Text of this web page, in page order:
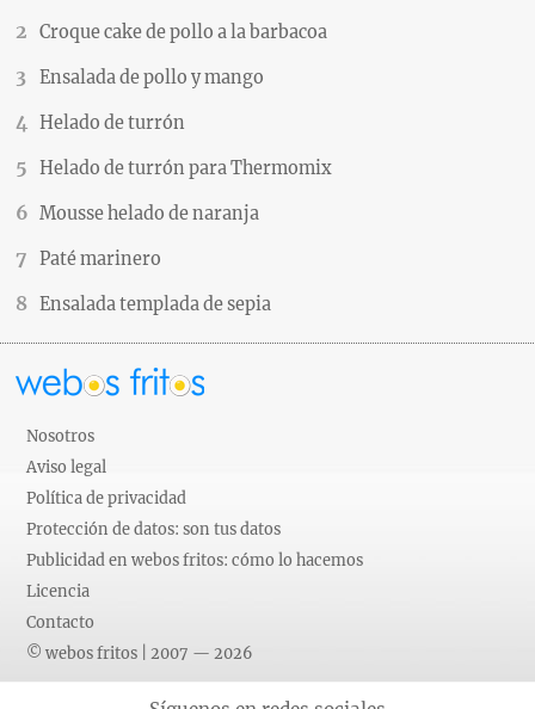
Croque cake de pollo a la barbacoa
Ensalada de pollo y mango
Helado de turrón
Helado de turrón para Thermomix
Mousse helado de naranja
Paté marinero
Ensalada templada de sepia
Nosotros
Aviso legal
Política de privacidad
Protección de datos: son tus datos
Publicidad en webos fritos: cómo lo hacemos
Licencia
Contacto
© webos fritos | 2007 — 2026